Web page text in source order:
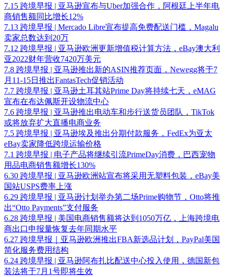
7.15 跨境早报 | 亚马逊宣布与Uber加强合作，阿根廷上半年电
商销售额同比增长12%
7.13 跨境早报 | Mercado Libre宣布提高免费配送门槛，Magalu
卖家总数达到20万
7.12 跨境早报 | 亚马逊欧洲更新增值税计算方法，eBay澳大利
亚2022财年营收7420万美元
7.8 跨境早报 | 亚马逊推出新的ASIN推荐页面，Newegg将于7
月11-15日推出FantasTech促销活动
7.7 跨境早报 | 亚马逊土耳其站Prime Day将持续七天，eMAG
宣布在布达佩斯开设物流中心
7.6 跨境早报 | 亚马逊推出电动车和步行送货员团队，TikTok
或将放弃扩大直播电商业务
7.5 跨境早报 | 亚马逊埃及推出分期付款服务，FedEx为亚太
eBay卖家降低跨境运输价格
7.1 跨境早报 | 电子产品将继续引流PrimeDay消费，巴西宠物
用品电商销售额增长130%
6.30 跨境早报 | 亚马逊欧洲站宣布将采用无塑料包装，eBay美
国站USPS费率上涨
6.29 跨境早报 | 亚马逊计划举办第二场Prime购物节，Otto将推
出“Otto Payments”支付服务
6.28 跨境早报 | 美国电商销售额将达到1050万亿，上海跨境电
商出口申报量恢复去年同期水平
6.27 跨境早报｜亚马逊欧洲推出FBA新选品计划，PayPal美国
简化服务费用结构
6.24 跨境早报 | 亚马逊阿布扎比配送中心投入使用，德国新包
装法将于7月1号即将生效